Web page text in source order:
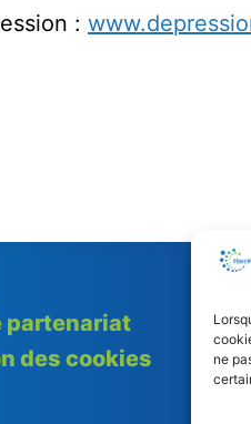
ne
:
partenariat
des cookies